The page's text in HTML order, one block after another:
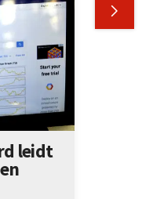

leidt